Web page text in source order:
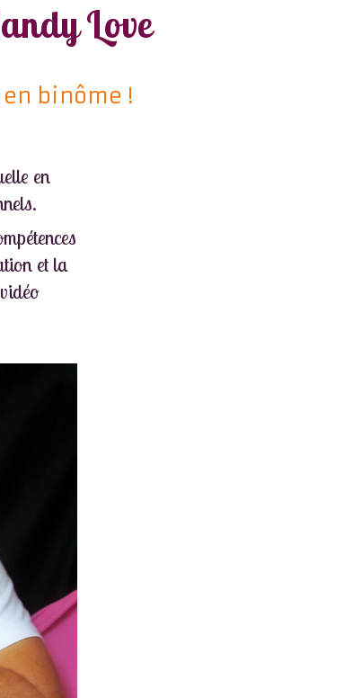
Love
binôme !
en
et la